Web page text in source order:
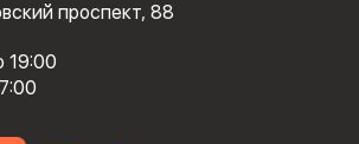
проспект, 88
19:00